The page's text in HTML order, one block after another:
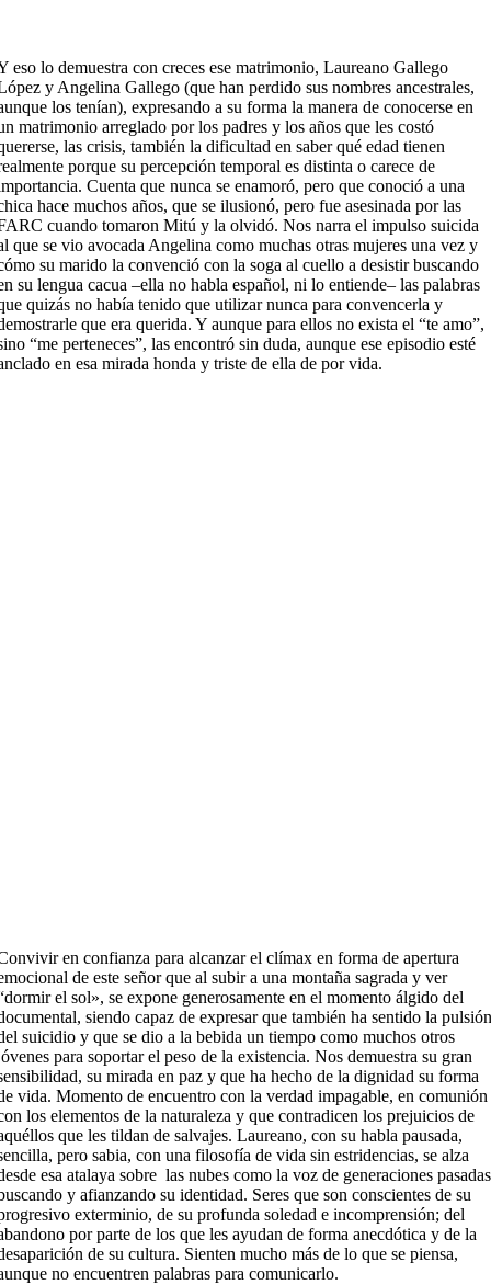
eso lo demuestra con creces ese matrimonio, Laureano Gallego
y Angelina Gallego (que han perdido sus nombres ancestrales,
los tenían), expresando a su forma la manera de conocerse en
matrimonio arreglado por los padres y los años que les costó
las crisis, también la dificultad en saber qué edad tienen
porque su percepción temporal es distinta o carece de
Cuenta que nunca se enamoró, pero que conoció a una
hace muchos años, que se ilusionó, pero fue asesinada por las
cuando tomaron Mitú y la olvidó. Nos narra el impulso suicida
que se vio avocada Angelina como muchas otras mujeres una vez y
su marido la convenció con la soga al cuello a desistir buscando
su lengua cacua –ella no habla español, ni lo entiende– las palabras
quizás no había tenido que utilizar nunca para convencerla y
que era querida. Y aunque para ellos no exista el “te amo”,
“me perteneces”, las encontró sin duda, aunque ese episodio esté
en esa mirada honda y triste de ella de por vida.
en confianza para alcanzar el clímax en forma de apertura
de este señor que al subir a una montaña sagrada y ver
el sol», se expone generosamente en el momento álgido del
siendo capaz de expresar que también ha sentido la
suicidio y que se dio a la bebida un tiempo como muchos otros
para soportar el peso de la existencia. Nos demuestra su gran
su mirada en paz y que ha hecho de la dignidad su forma
vida. Momento de encuentro con la verdad impagable, en comunión
los elementos de la naturaleza y que contradicen los prejuicios de
que les tildan de salvajes. Laureano, con su habla pausada,
pero sabia, con una filosofía de vida sin estridencias, se alza
esa atalaya sobre las nubes como la voz de generaciones pasadas
y afianzando su identidad. Seres que son conscientes de su
exterminio, de su profunda soledad e incomprensión; del
por parte de los que les ayudan de forma anecdótica y de la
de su cultura. Sienten mucho más de lo que se piensa,
no encuentren palabras para comunicarlo.